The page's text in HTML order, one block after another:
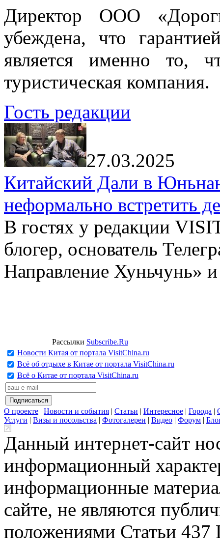
Директор ООО
убеждена, что
является именно то,
туристическая компания.
Гость редакции
27.03.2025
Китайский Дали в
неформально встретить
В гостях у редакции
блогер, основатель
Направление Хуньчунь»
Рассылки Subscribe.Ru
Новости Китая от портала VisitChina.ru
Всё об отдыхе в Китае от портала VisitChina.ru
Всё о Китае от портала VisitChina.ru
О проекте | Новости и события | Статьи | Интересное | Города |
Услуги | Визы и посольства | Фотогалереи | Видео | Форум |
Данный интернет-сайт
информационный
информационные
сайте, не являются
положениями Статьи 437